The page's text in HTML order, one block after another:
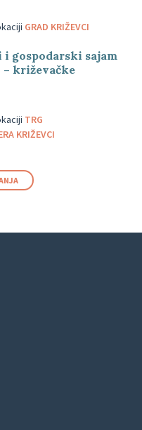
GRAD KRIŽEVCI
i gospodarski sajam
križevačke
TRG
KRIŽEVCI